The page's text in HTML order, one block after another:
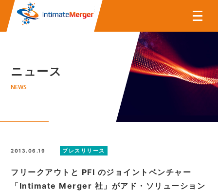
株式会社インティメート・マー
ニュース
NEWS
2013.06.19 プレスリリース
フリークアウトと PFI のジョイントベンチャー
「Intimate Merger 社」がアド・ソリューション